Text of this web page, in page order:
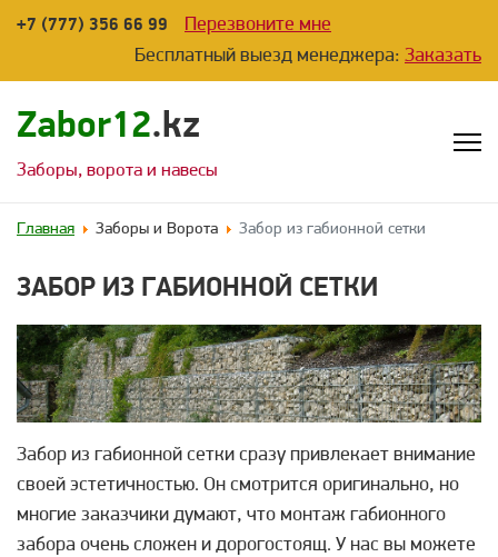
+7 (777) 356 66 99
Перезвоните мне
Бесплатный выезд менеджера: Заказать
Zabor12.kz
Заборы, ворота и навесы
Главная Заборы и Ворота Забор из габионной сетки
ЗАБОР ИЗ ГАБИОННОЙ СЕТКИ
Забор из габионной сетки сразу привлекает внимание
своей эстетичностью. Он смотрится оригинально, но
многие заказчики думают, что монтаж габионного
забора очень сложен и дорогостоящ. У нас вы можете